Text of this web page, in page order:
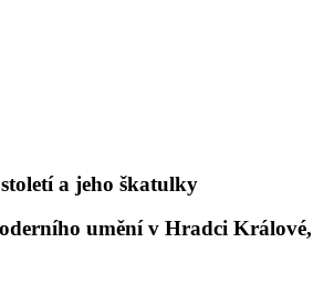
a jeho škatulky
umění v Hradci Králové,